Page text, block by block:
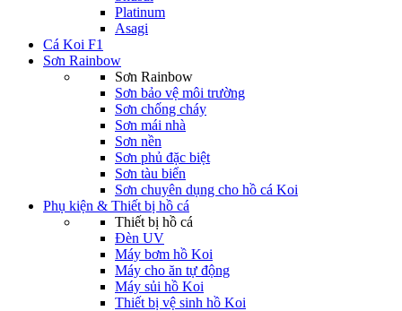
Platinum
Asagi
Cá Koi F1
Sơn Rainbow
Sơn Rainbow
Sơn bảo vệ môi trường
Sơn chống cháy
Sơn mái nhà
Sơn nền
Sơn phủ đặc biệt
Sơn tàu biển
Sơn chuyên dụng cho hồ cá Koi
Phụ kiện & Thiết bị hồ cá
Thiết bị hồ cá
Đèn UV
Máy bơm hồ Koi
Máy cho ăn tự động
Máy sủi hồ Koi
Thiết bị vệ sinh hồ Koi